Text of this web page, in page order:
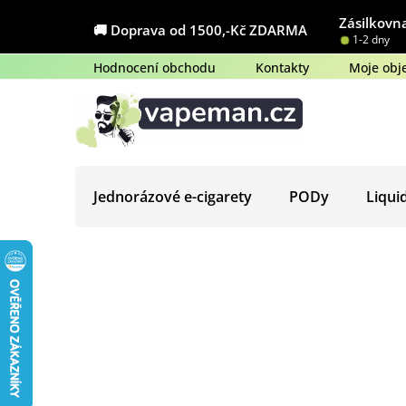
obsah
🚚 Doprava od 1500,-Kč ZDARMA
1-2 dny
Hodnocení obchodu Kontakty Moje
Jednorázové e-cigarety PODy